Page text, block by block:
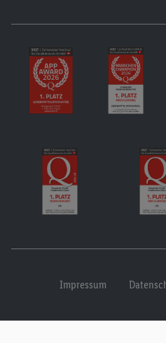
Impressum